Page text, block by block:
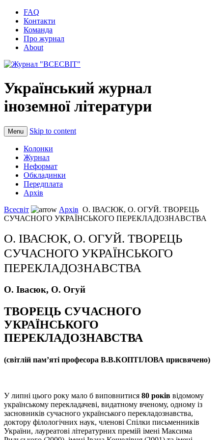
FAQ
Контакти
Команда
Про журнал
About
Український журнал
іноземної літератури
Menu Skip to content
Колонки
Журнал
Неформат
Обкладинки
Передплата
Архів
Всесвіт
Архів О. ІВАСЮК, О. ОГУЙ. ТВОРЕЦЬ
СУЧАСНОГО УКРАЇНСЬКОГО ПЕРЕКЛАДОЗНАВСТВА
О. ІВАСЮК, О. ОГУЙ. ТВОРЕЦЬ
СУЧАСНОГО УКРАЇНСЬКОГО
ПЕРЕКЛАДОЗНАВСТВА
О. Івасюк, О. Огуй
ТВОРЕЦЬ СУЧАСНОГО
УКРАЇНСЬКОГО
ПЕРЕКЛАДОЗНАВСТВА
(світлій пам’яті професора В.В.КОПТІЛОВА присвячено)
У липні цього року мало б виповнитися 80 років відомому
українському перекладачеві, видатному вченому, одному із
засновників сучасного українського перекладознавства,
доктору філологічних наук, членові Спілки письменників
України, лауреатові літературних премій імені Максима